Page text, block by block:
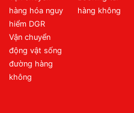
hàng hóa nguy
hiểm DGR
Vận chuyển
động vật sống
đường hàng
không
hàng không